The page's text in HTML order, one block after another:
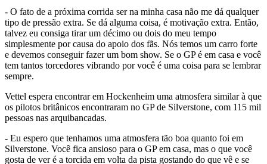
- O fato de a próxima corrida ser na minha casa não me dá qualquer
tipo de pressão extra. Se dá alguma coisa, é motivação extra. Então,
talvez eu consiga tirar um décimo ou dois do meu tempo
simplesmente por causa do apoio dos fãs. Nós temos um carro forte
e devemos conseguir fazer um bom show. Se o GP é em casa e você
tem tantos torcedores vibrando por você é uma coisa para se lembrar
sempre.
Vettel espera encontrar em Hockenheim uma atmosfera similar à que
os pilotos britânicos encontraram no GP de Silverstone, com 115 mil
pessoas nas arquibancadas.
- Eu espero que tenhamos uma atmosfera tão boa quanto foi em
Silverstone. Você fica ansioso para o GP em casa, mas o que você
gosta de ver é a torcida em volta da pista gostando do que vê e se